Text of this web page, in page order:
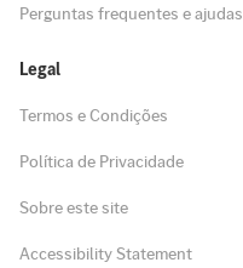
Perguntas frequentes e ajudas
Legal
Termos e Condições
Política de Privacidade
Sobre este site
Accessibility Statement